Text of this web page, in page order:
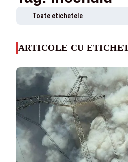
Toate etichetele
ARTICOLE CU